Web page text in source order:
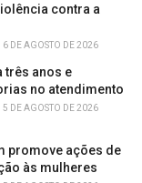
contra a
6 DE AGOSTO DE 2026
três anos e
no atendimento
5 DE AGOSTO DE 2026
promove ações de
às mulheres